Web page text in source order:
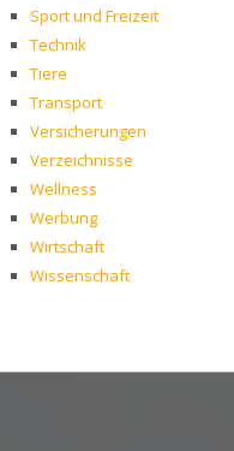
Sport und Freizeit
Technik
Tiere
Transport
Versicherungen
Verzeichnisse
Wellness
Werbung
Wirtschaft
Wissenschaft